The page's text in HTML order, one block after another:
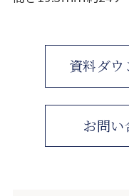
お問い
資料ダウ